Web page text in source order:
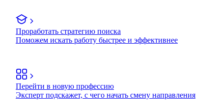
Проработать стратегию поиска
Поможем искать работу быстрее и эффективнее
Перейти в новую профессию
Эксперт подскажет, с чего начать смену направления